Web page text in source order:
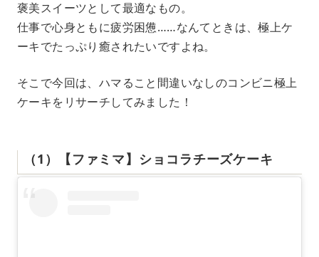
褒美スイーツとして最適なもの。
仕事で心身ともに疲労困憊……なんてときは、極上ケ
ーキでたっぷり癒されたいですよね。
そこで今回は、ハマること間違いなしのコンビニ極上
ケーキをリサーチしてみました！
（1）【ファミマ】ショコラチーズケーキ